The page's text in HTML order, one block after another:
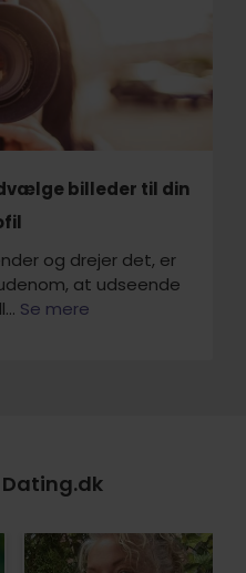
billeder til din
og drejer det, er
at udseende
Se mere